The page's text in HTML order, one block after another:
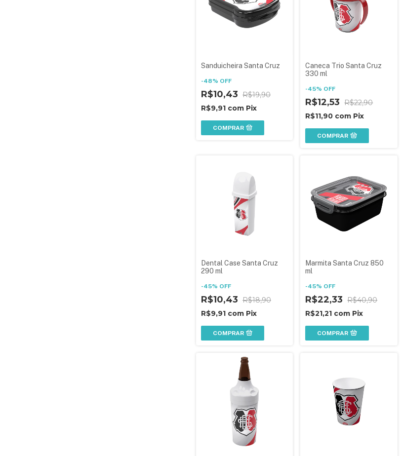
Sanduicheira Santa Cruz
-48% OFF
R$10,43 R$19,90
R$9,91 com Pix
COMPRAR
Caneca Trio Santa Cruz
330 ml
-45% OFF
R$12,53 R$22,90
R$11,90 com Pix
COMPRAR
Dental Case Santa Cruz
290 ml
-45% OFF
R$10,43 R$18,90
R$9,91 com Pix
COMPRAR
Marmita Santa Cruz 850
ml
-45% OFF
R$22,33 R$40,90
R$21,21 com Pix
COMPRAR